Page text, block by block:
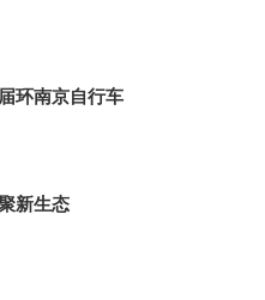
环南京自行车
新生态